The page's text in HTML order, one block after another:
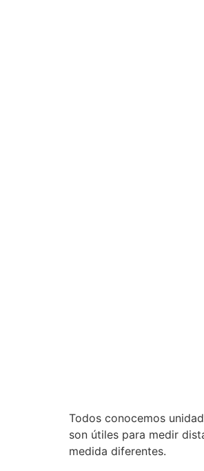
Todos conocemos
son útiles para medir
medida diferentes.